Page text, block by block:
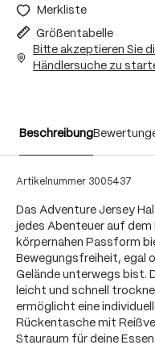
Merkliste
Größentabelle
Bitte akzeptieren Sie
Händlersuche zu
Beschreibung
Artikelnummer 3005437
Das Adventure Jersey
jedes Abenteuer auf dem
körpernahen Passform
Bewegungsfreiheit, egal
Gelände unterwegs bist.
leicht und schnell
ermöglicht eine
Rückentasche mit
Stauraum für deine